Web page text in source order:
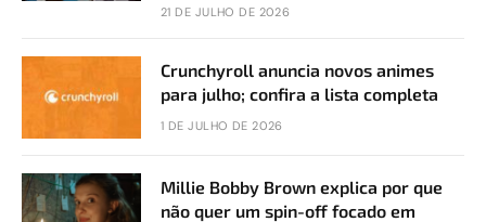
21 DE JULHO DE 2026
Crunchyroll anuncia novos animes
para julho; confira a lista completa
1 DE JULHO DE 2026
Millie Bobby Brown explica por que
não quer um spin-off focado em